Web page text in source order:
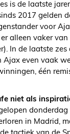
is de laatste
2017 gelden
voor
alleen vaker van
In de laatste zes
Ajax even vaak
één
niet als
in Madrid,